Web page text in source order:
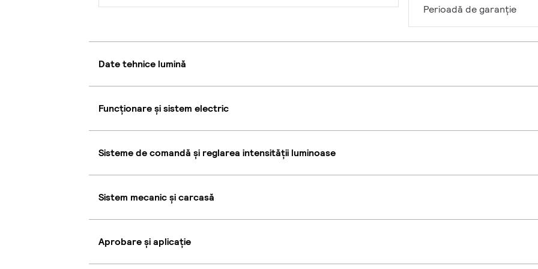
Perioadă de garanţie
Date tehnice lumină
Funcționare și sistem electric
Sisteme de comandă și reglarea intensității luminoase
Sistem mecanic și carcasă
Aprobare și aplicație